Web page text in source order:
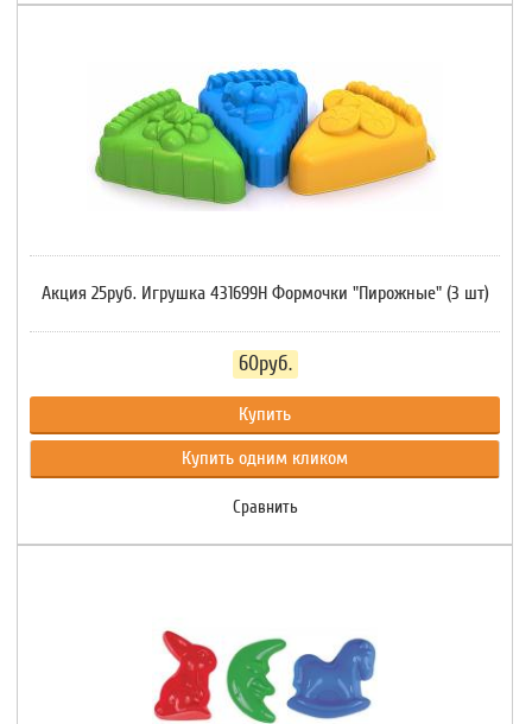
Акция 25руб. Игрушка 431699Н Формочки "Пирожные" (3 шт)
60руб.
Купить
Купить одним кликом
Сравнить